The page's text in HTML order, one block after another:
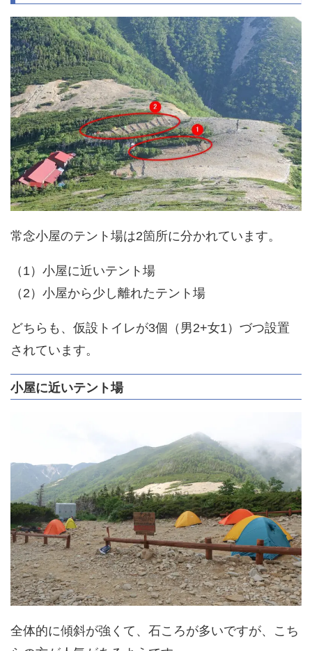
常念小屋のテント場は2箇所に分かれています。
（1）小屋に近いテント場
（2）小屋から少し離れたテント場
どちらも、仮設トイレが3個（男2+女1）づつ設置
されています。
小屋に近いテント場
全体的に傾斜が強くて、石ころが多いですが、こち